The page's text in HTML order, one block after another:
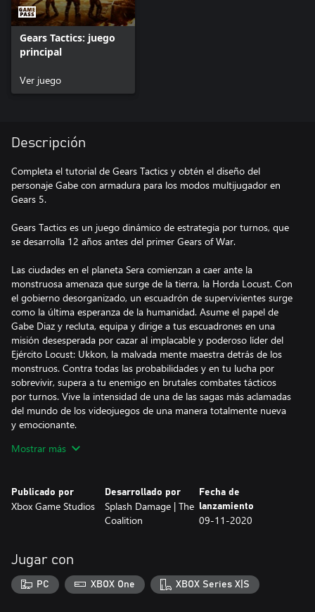
Gears Tactics: juego
principal
Ver juego
Descripción
Completa el tutorial de Gears Tactics y obtén el diseño del
personaje Gabe con armadura para los modos multijugador en
Gears 5.
Gears Tactics es un juego dinámico de estrategia por turnos, que
se desarrolla 12 años antes del primer Gears of War.
Las ciudades en el planeta Sera comienzan a caer ante la
monstruosa amenaza que surge de la tierra, la Horda Locust. Con
el gobierno desorganizado, un escuadrón de supervivientes surge
como la última esperanza de la humanidad. Asume el papel de
Gabe Diaz y recluta, equipa y dirige a tus escuadrones en una
misión desesperada por cazar al implacable y poderoso líder del
Ejército Locust: Ukkon, la malvada mente maestra detrás de los
monstruos. Contra todas las probabilidades y en tu lucha por
sobrevivir, supera a tu enemigo en brutales combates tácticos
por turnos. Vive la intensidad de una de las sagas más aclamadas
del mundo de los videojuegos de una manera totalmente nueva
y emocionante.
- Historia cautivante y centrada en los personajes: juega como el
- Escuadrón y equipo personalizables: prepara a tus tropas para
enfrentarte a enemigos más rudos, mejora sus habilidades y
desafiantes.
- Modo de juego agresivo: dirige a tu escuadrón en batallas
rápidas por turnos, avanza y sobrevive a encuentros intensos y
Mostrar más
Publicado por
Xbox Game Studios
Desarrollado por
Splash Damage | The
Coalition
Fecha de
lanzamiento
09-11-2020
Jugar con
PC XBOX One XBOX Series X|S